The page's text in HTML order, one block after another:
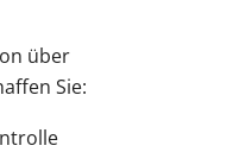
über
Sie: